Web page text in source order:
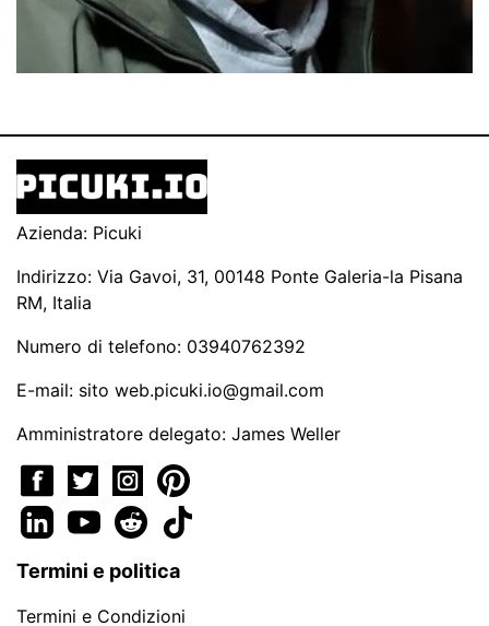
Azienda: Picuki
Indirizzo: Via Gavoi, 31, 00148 Ponte Galeria-la Pisana
RM, Italia
Numero di telefono: 03940762392
E-mail: sito web.picuki.io@gmail.com
Amministratore delegato: James Weller
Termini e politica
Termini e Condizioni